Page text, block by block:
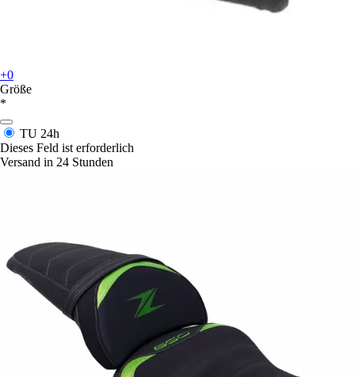
+0
Größe
*
TU 24h
Dieses Feld ist erforderlich
Versand in 24 Stunden